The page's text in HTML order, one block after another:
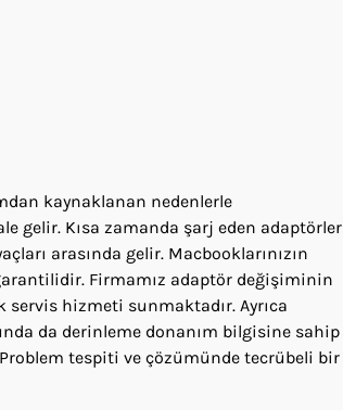
kaynaklanan nedenlerle
gelir. Kısa zamanda şarj eden adaptörler
arasında gelir. Macbooklarınızın
Firmamız adaptör değişiminin
hizmeti sunmaktadır. Ayrıca
da derinleme donanım bilgisine sahip
tespiti ve çözümünde tecrübeli bir